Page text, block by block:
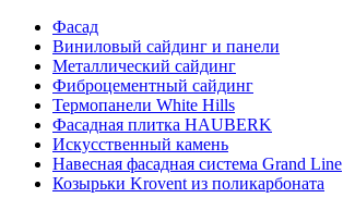
Фасад
Виниловый сайдинг и панели
Металлический сайдинг
Фиброцементный сайдинг
Термопанели White Hills
Фасадная плитка HAUBERK
Искусственный камень
Навесная фасадная система Grand Line
Козырьки Krovent из поликарбоната